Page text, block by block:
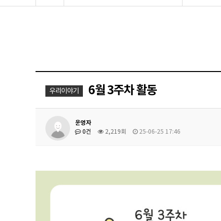
우리이야기 6월 3주차 활동
운영자
0건
2,219회 25-06-25 17:46